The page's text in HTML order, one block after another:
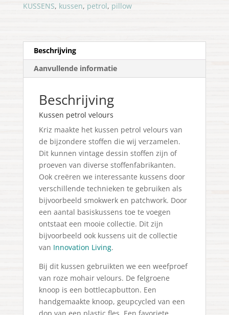
KUSSENS, kussen, petrol, pillow
Beschrijving
Aanvullende informatie
Beschrijving
Kussen petrol velours
Kriz maakte het kussen petrol velours van
de bijzondere stoffen die wij verzamelen.
Dit kunnen vintage dessin stoffen zijn of
proeven van diverse stoffenfabrikanten.
Ook creëren we interessante kussens door
verschillende technieken te gebruiken als
bijvoorbeeld smokwerk en patchwork. Door
een aantal basiskussens toe te voegen
ontstaat een mooie collectie. Dit zijn
bijvoorbeeld ook kussens uit de collectie
van Innovation Living.
Bij dit kussen gebruikten we een weefproef
van roze mohair velours. De felgroene
knoop is een bottlecapbutton. Een
handgemaakte knoop, geupcycled van een